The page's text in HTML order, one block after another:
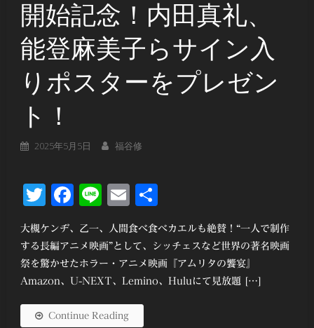
開始記念！内田真礼、
能登麻美子らサイン入
りポスターをプレゼン
ト！
2025年5月5日 福谷修
Twitter
Facebook
LineEmail
大槻ケンヂ、乙一、人間食べ食べカエルも絶賛！“一人で制作
する長編アニメ映画”として、シッチェスなど世界の著名映画
祭を驚かせたホラー・アニメ映画『アムリタの饗宴』
Amazon、U-NEXT、Lemino、Huluにて見放題 […]
Continue Reading